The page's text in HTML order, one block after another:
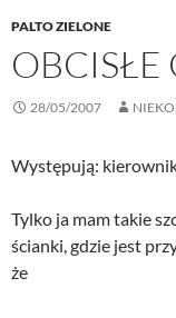
PALTO ZIELONE
OBCISŁE
28/05/2007
Występują:
Tylko ja mam takie
ścianki, gdzie jest
że